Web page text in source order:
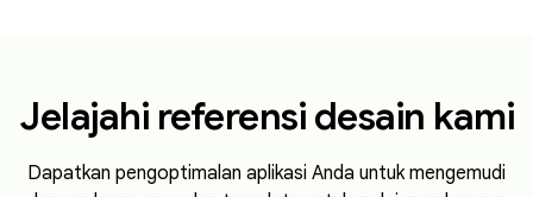
Jelajahi referensi desain kami
Dapatkan pengoptimalan aplikasi Anda untuk mengemudi